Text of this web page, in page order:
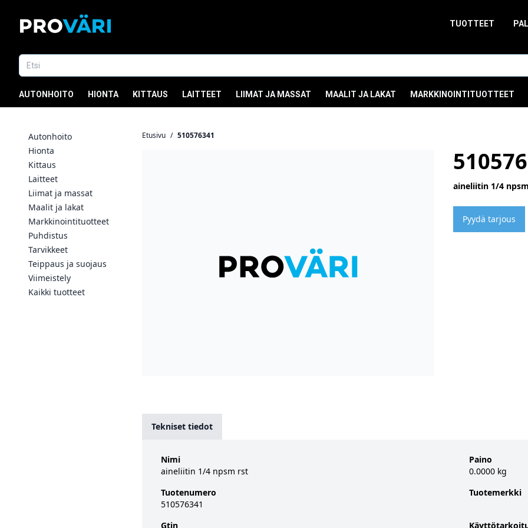
TUOTTEET
AUTONHOITO HIONTA KITTAUS LAITTEET LIIMAT JA MASSAT MAALIT JA LAKAT MARKKINOINTITUOTTEET
Autonhoito
Hionta
Kittaus
Laitteet
Liimat ja massat
Maalit ja lakat
Markkinointituotteet
Puhdistus
Tarvikkeet
Teippaus ja suojaus
Viimeistely
Kaikki tuotteet
Etusivu / 510576341
aineliitin 1/4
Pyydä tarjous
Tekniset tiedot
Nimi
aineliitin 1/4 npsm rst
Tuotenumero
510576341
Gtin
Paino
0.0000 kg
Tuotemerkki